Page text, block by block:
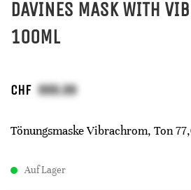
DAVINES MASK WITH
100ML
CHF
Tönungsmaske Vibrachrom, Ton
Auf Lager